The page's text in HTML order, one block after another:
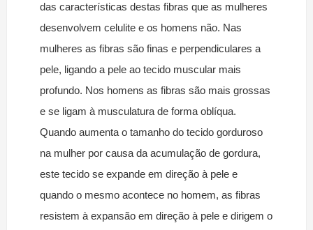
das características destas fibras que as mulheres
desenvolvem celulite e os homens não. Nas
mulheres as fibras são finas e perpendiculares a
pele, ligando a pele ao tecido muscular mais
profundo. Nos homens as fibras são mais grossas
e se ligam à musculatura de forma oblíqua.
Quando aumenta o tamanho do tecido gorduroso
na mulher por causa da acumulação de gordura,
este tecido se expande em direção à pele e
quando o mesmo acontece no homem, as fibras
resistem à expansão em direção à pele e dirigem o